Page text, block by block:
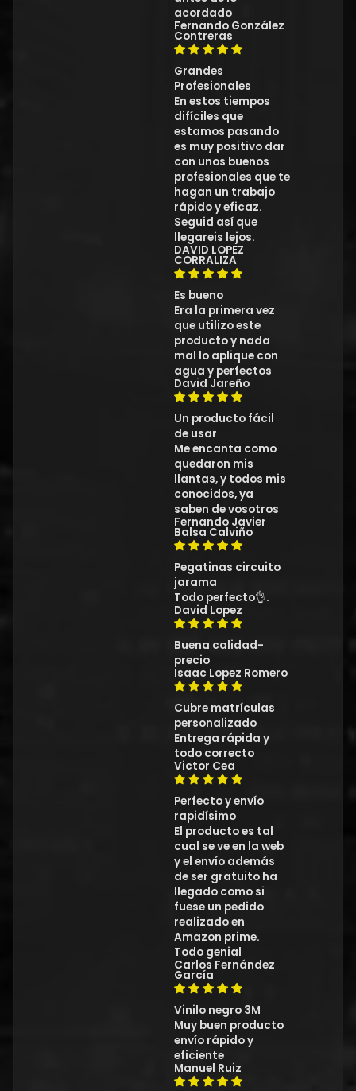
acordado
Fernando González
Contreras
Grandes
Profesionales
En estos tiempos
difíciles que
estamos pasando
es muy positivo dar
con unos buenos
profesionales que te
hagan un trabajo
rápido y eficaz.
Seguid así que
llegareis lejos.
DAVID LOPEZ
CORRALIZA
Es bueno
Era la primera vez
que utilizo este
producto y nada
mal lo aplique con
agua y perfectos
David Jareño
Un producto fácil
de usar
Me encanta como
quedaron mis
llantas, y todos mis
conocidos, ya
saben de vosotros
Fernando Javier
Balsa Calviño
Pegatinas circuito
jarama
Todo perfecto👌.
David Lopez
Buena calidad-
precio
Isaac Lopez Romero
Cubre matrículas
personalizado
Entrega rápida y
todo correcto
Victor Cea
Perfecto y envío
rapidísimo
El producto es tal
cual se ve en la web
y el envío además
de ser gratuito ha
llegado como si
fuese un pedido
realizado en
Amazon prime.
Todo genial
Carlos Fernández
García
Vinilo negro 3M
Muy buen producto
envío rápido y
eficiente
Manuel Ruiz